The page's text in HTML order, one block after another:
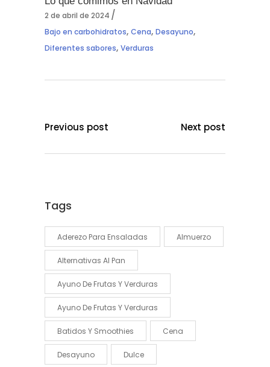
2 de abril de 2024
Bajo en carbohidratos, Cena, Desayuno,
Diferentes sabores, Verduras
Previous post Next post
Tags
Aderezo Para Ensaladas Almuerzo
Alternativas Al Pan
Ayuno De Frutas Y Verduras
Ayuno De Frutas Y Verduras
Batidos Y Smoothies Cena
Desayuno Dulce